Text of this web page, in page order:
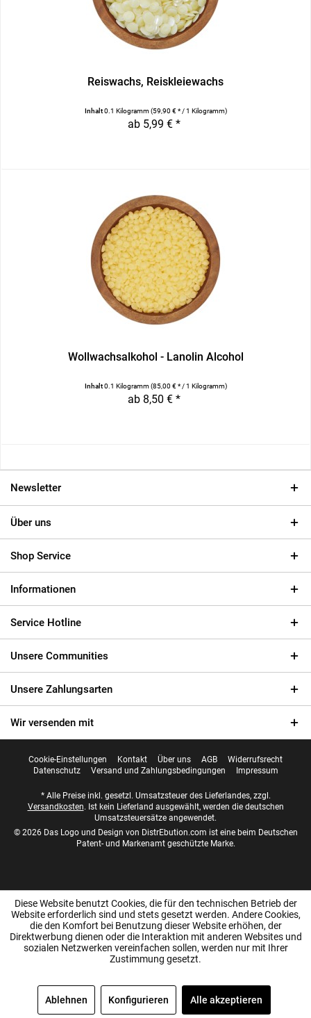
Reiswachs, Reiskleiewachs
Inhalt0.1 Kilogramm(59,90 € * / 1 Kilogramm)
ab 5,99 € *
Wollwachsalkohol - Lanolin Alcohol
Inhalt0.1 Kilogramm(85,00 € * / 1 Kilogramm)
ab 8,50 € *
Newsletter
Über uns
Shop Service
Informationen
Service Hotline
Unsere Communities
Unsere Zahlungsarten
Wir versenden mit
Cookie-Einstellungen Kontakt Über uns AGB
Widerrufsrecht
Datenschutz
Versand und Zahlungsbedingungen Impressum
* Alle Preise inkl. gesetzl. Umsatzsteuer des Lieferlandes, zzgl.
Versandkosten. Ist kein Lieferland ausgewählt, werden die deutschen
Umsatzsteuersätze angewendet.
© 2026 Das Logo und Design von DistrEbution.com ist eine beim Deutschen
Patent- und Markenamt geschützte Marke.
Diese Website benutzt Cookies, die für den technischen Betrieb der
Website erforderlich sind und stets gesetzt werden. Andere Cookies,
die den Komfort bei Benutzung dieser Website erhöhen, der
Direktwerbung dienen oder die Interaktion mit anderen Websites und
sozialen Netzwerken vereinfachen sollen, werden nur mit Ihrer
Zustimmung gesetzt.
Ablehnen Konfigurieren Alle akzeptieren
SEHR GUT (4.99 / 5)
aus8038Bewertungen bei: ebay.de, amazon.de, shopvote.de ⓘ
Informationen zur Echtheit der Bewertungen